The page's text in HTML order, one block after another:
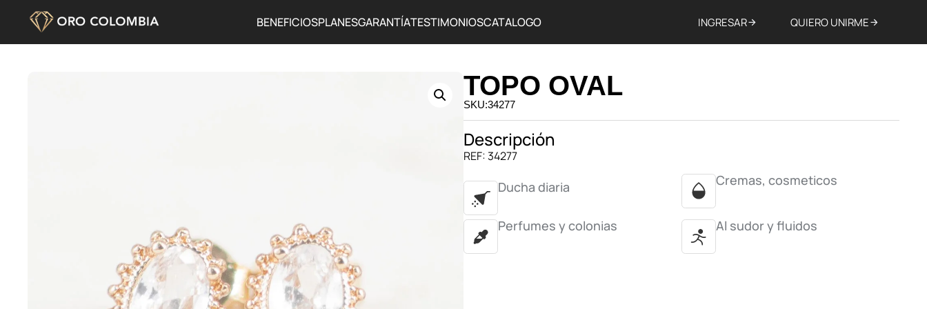
BENEFICIOSPLANESGARANTÍATESTIMONIOSCATALOGO INGRESAR QUIERO UNIRME
TOPO OVAL
SKU:34277
Descripción
REF: 34277
Ducha diaria Cremas, cosmeticos
Perfumes y colonias Al sudor y fluidos